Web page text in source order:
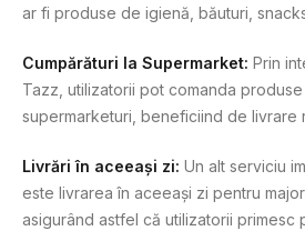
ar fi produse de igienă, băuturi,
Cumpărături la Supermarket: Prin
Tazz, utilizatorii pot comanda
supermarketuri, beneficiind de livrare
Livrări în aceeași zi: Un alt serviciu
este livrarea în aceeași zi pentru
asigurând astfel că utilizatorii primesc